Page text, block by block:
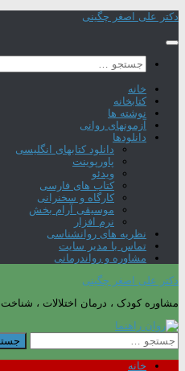
Skip
content
دکتر علی اصغر چگینی
جستجو
برای:
خانه
کتابخانه
نوشته ها
آزمونهای روانی
دانلودها
دانلود کتابهای انگلیسی
پاورپوینت
ویدئو
کتاب های فارسی
کارگاه و سخنرانی
موسیقی آرام بخش
نرم افزار
نظریه های روانشناسی
تماس با مدیر سایت
مشاوره و رواندرمانی
دکتر علی اصغر چگینی
مشاوره کودک ، درمان اختلالات ، شناخت
جستجو
برای:
خانه